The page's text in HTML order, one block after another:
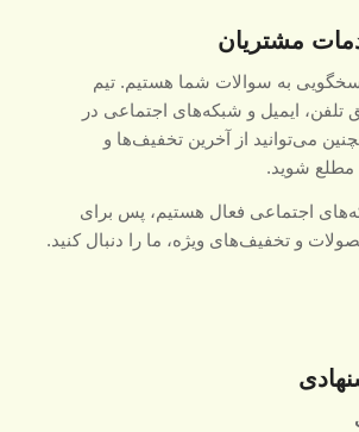
مشتریان
به سوالات شما هستیم. تیم
تلفن، ایمیل و شبکه‌های اجتماعی در
می‌توانید از آخرین تخفیف‌ها و
مطلع شوید.
اجتماعی فعال هستیم، پس برای
و تخفیف‌های ویژه، ما را دنبال کنید.